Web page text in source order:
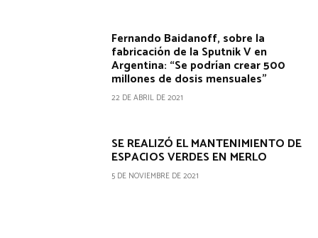
Fernando Baidanoff, sobre la
fabricación de la Sputnik V en
Argentina: “Se podrían crear 500
millones de dosis mensuales”
22 DE ABRIL DE 2021
SE REALIZÓ EL MANTENIMIENTO DE
ESPACIOS VERDES EN MERLO
5 DE NOVIEMBRE DE 2021